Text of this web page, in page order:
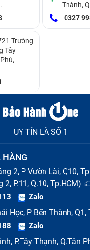
Thành,
0327
Trường
Tây
UY TÍN LÀ SỐ 1
HÀNG
2, P Vườn Lài, Q10,
P.11, Q.10, Tp.HCM)
Zalo
Học, P Bến Thành, Q1,
Zalo
P.Tây Thạnh, Q.Tân